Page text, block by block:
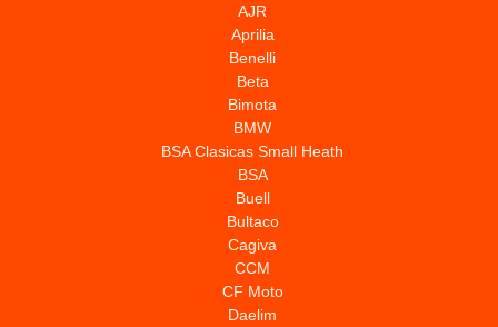
AJR
Aprilia
Benelli
Beta
Bimota
BMW
BSA Clasicas Small Heath
BSA
Buell
Bultaco
Cagiva
CCM
CF Moto
Daelim